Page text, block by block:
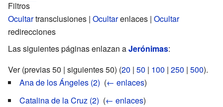
Filtros
Ocultartransclusiones | Ocultarenlaces | Ocultar
redirecciones
Las siguientes páginas enlazan aJerónimas:
Ver (previas 50 | siguientes 50) (20 | 50 | 100 | 250 | 500).
Ana de los Ángeles (2) (← enlaces)
Catalina de la Cruz (2) (← enlaces)